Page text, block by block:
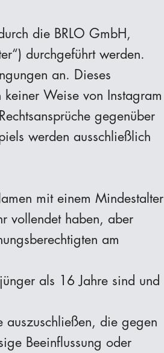
die BRLO GmbH,
durchgeführt werden.
an. Dieses
Weise von Instagram
gegenüber
werden ausschließlich
mit einem Mindestalter
vollendet haben, aber
am
als 16 Jahre sind und
auszuschließen, die gegen
Beeinflussung oder